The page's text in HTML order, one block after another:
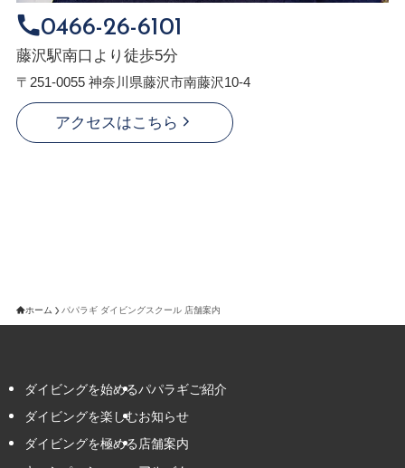
0466-26-6101
藤沢駅南口より徒歩5分
〒251-0055 神奈川県藤沢市南藤沢10-4
アクセスはこちら
ホーム パパラギ ダイビングスクール 店舗案内
ダイビングを始める
ダイビングを楽しむ
ダイビングを極める
パパラギご紹介
お知らせ
店舗案内